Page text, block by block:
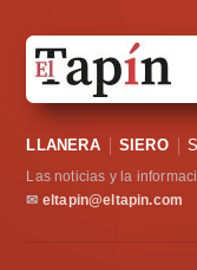
Sociedad
Política
LLANERA SIERO
Las noticias y la
✉ eltapin@eltapin.com